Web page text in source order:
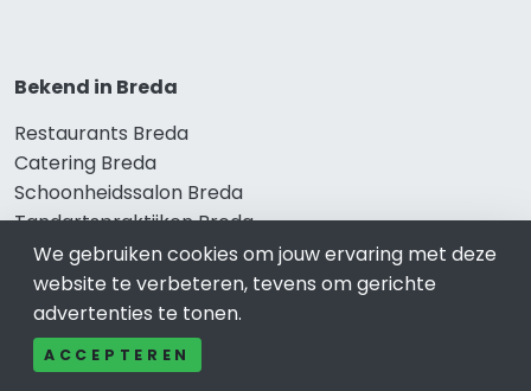
Bekend in Breda
Restaurants Breda
Catering Breda
Schoonheidssalon Breda
Tandartspraktijken Breda
Loodgieters Breda
Stukadoorsbedrijf Breda
Verhuisbedrijf Breda
We gebruiken cookies om jouw ervaring met deze
website te verbeteren, tevens om gerichte
advertenties te tonen.
ACCEPTEREN